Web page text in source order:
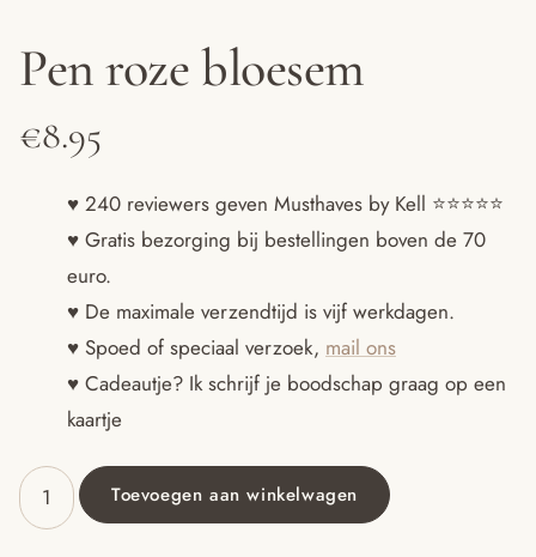
Pen roze bloesem
€8.95
♥ 240 reviewers geven Musthaves by Kell ⭐️⭐️⭐️⭐️⭐️
♥ Gratis bezorging bij bestellingen boven de 70
euro.
♥ De maximale verzendtijd is vijf werkdagen.
♥ Spoed of speciaal verzoek, mail ons
♥ Cadeautje? Ik schrijf je boodschap graag op een
kaartje
Pen
roze
Toevoegen aan winkelwagen